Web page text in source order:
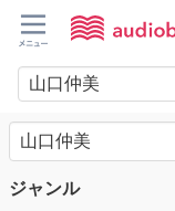
ジャンル